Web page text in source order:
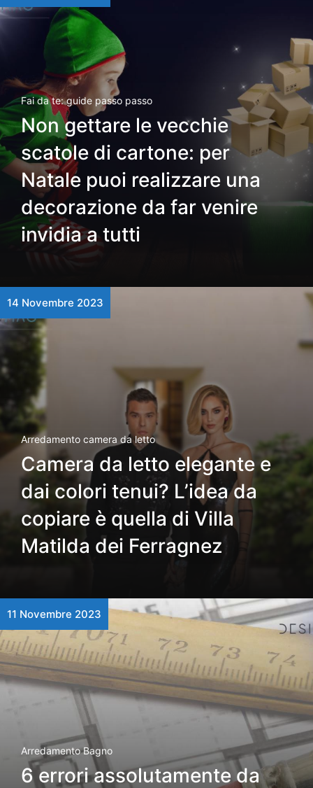
Fai da te: guide passo passo
Non gettare le vecchie
scatole di cartone: per
Natale puoi realizzare una
decorazione da far venire
invidia a tutti
14 Novembre 2023
Arredamento camera da letto
Camera da letto elegante e
dai colori tenui? L’idea da
copiare è quella di Villa
Matilda dei Ferragnez
11 Novembre 2023
Arredamento Bagno
6 errori assolutamente da